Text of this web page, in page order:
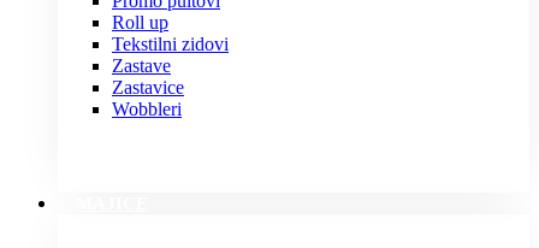
Roll up
Tekstilni zidovi
Zastave
Zastavice
Wobbleri